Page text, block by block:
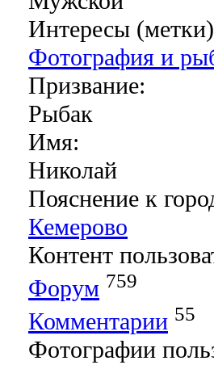
Интересы
Фотография и
Призвание:
Рыбак
Имя:
Николай
Пояснение к
Кемерово
Контент
Форум 759
Комментарии 55
Фотографии